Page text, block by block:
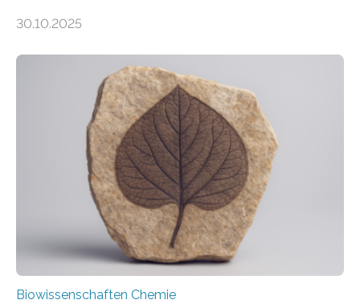
erfüllen können, müssen zahlreiche Enzyme präzise in
der Ruhr-Universität Bochum um Prof. Dr. Ralf Erdmann
und Dr. Ismaila Francis Yusuf hat nun einen bislang
unbekannten Qualitätskontrollmechanismus des
peroxisomalen Proteintransports in der Bäckerhefe
Saccharomyces cerevisiae entdeckt, der für die
Funktionsfähigkeit der Organellen entscheidend ist. Die
Studie wurde am 28. Oktober 2025 in der
Fachzeitschrift…
30.10.2025
Biowissenschaften Chemie